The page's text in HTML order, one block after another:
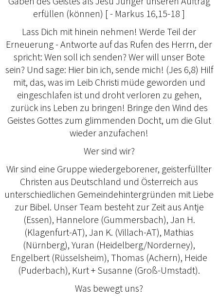
erfüllen (können) [ - Markus 16,15-18 ]
Lass Dich mit hinein nehmen! Werde Teil der
Erneuerung - Antworte auf das Rufen des Herrn, der
spricht: Wen soll ich senden? Wer will unser Bote
sein? Und sage: Hier bin ich, sende mich! (Jes 6,8) Hilf
mit, das, was im Leib Christi müde geworden und
eingeschlafen ist und droht verloren zu gehen,
zurück ins Leben zu bringen! Bringe den Wind des
Geistes Gottes zum glimmenden Docht, um die Glut
wieder anzufachen!
Wer sind wir?
Wir sind eine Gruppe wiedergeborener, geisterfüllter
Christen aus Deutschland und Österreich aus
unterschiedlichen Gemeindehintergründen mit Liebe
zur Bibel. Unser Team besteht zur Zeit aus Antje
(Essen), Hannelore (Gummersbach), Jan H.
(Klagenfurt-AT), Jan K. (Villach-AT), Mathias
(Nürnberg), Yuran (Heidelberg/Norderney),
Engelbert (Rüsselsheim), Thomas (Achern), Heide
(Puderbach), Kurt + Susanne (Groß-Umstadt).
Was bewegt uns?